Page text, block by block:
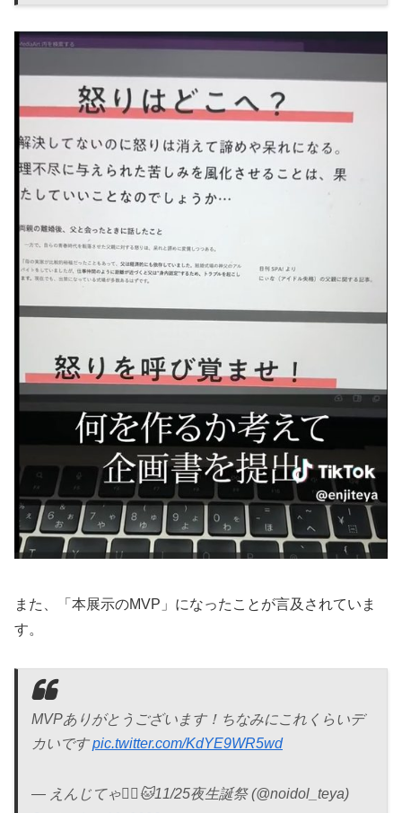
また、「本展示のMVP」になったことが言及されていま
す。
MVPありがとうございます！ちなみにこれくらいデ
カいですpic.twitter.com/KdYE9WR5wd
— えんじてゃ❤️‍🔥🐱11/25夜生誕祭 (@noidol_teya)